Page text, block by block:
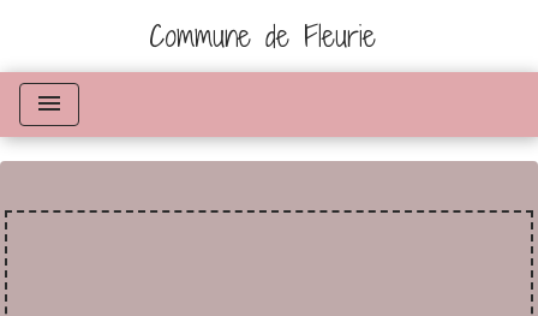
Commune de Fleurie
menu